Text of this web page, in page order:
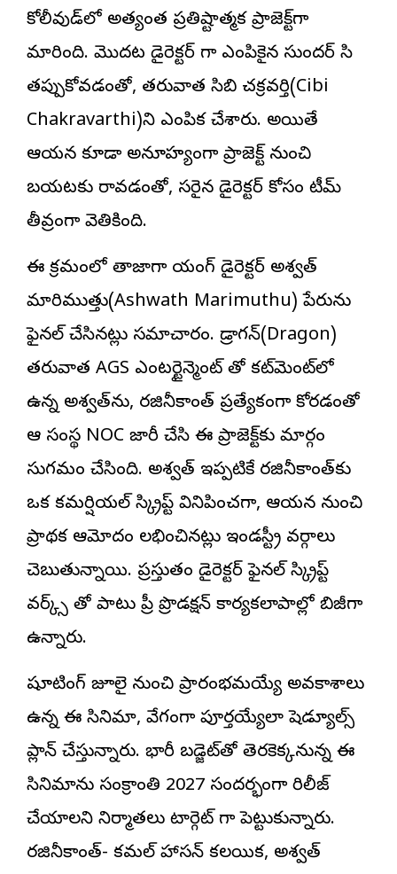
కోలీవుడ్‌లో అత్యంత ప్రతిష్టాత్మక ప్రాజెక్ట్‌గా
మారింది. మొదట డైరెక్ట‌ర్ గా ఎంపికైన సుంద‌ర్ సి
తప్పుకోవడంతో, తరువాత సిబి చ‌క్ర‌వ‌ర్తి(Cibi
Chakravarthi)ని ఎంపిక చేశారు. అయితే
ఆయన కూడా అనూహ్యంగా ప్రాజెక్ట్ నుంచి
బయటకు రావడంతో, సరైన డైరెక్ట‌ర్ కోసం టీమ్
తీవ్రంగా వెతికింది.
ఈ క్రమంలో తాజాగా యంగ్ డైరెక్టర్ అశ్వ‌త్
మారిముత్తు(Ashwath Marimuthu) పేరును
ఫైనల్ చేసినట్లు సమాచారం. డ్రాగన్(Dragon)
తరువాత AGS ఎంట‌ర్టైన్మెంట్ తో కమిట్‌మెంట్‌లో
ఉన్న అశ్వత్‌ను, రజినీకాంత్ ప్రత్యేకంగా కోరడంతో
ఆ సంస్థ NOC జారీ చేసి ఈ ప్రాజెక్ట్‌కు మార్గం
సుగమం చేసింది. అశ్వత్ ఇప్పటికే రజినీకాంత్‌కు
ఒక కమర్షియల్ స్క్రిప్ట్ వినిపించగా, ఆయన నుంచి
ప్రాథమిక ఆమోదం లభించినట్లు ఇండస్ట్రీ వర్గాలు
చెబుతున్నాయి. ప్రస్తుతం డైరెక్ట‌ర్ ఫైనల్ స్క్రిప్ట్
వ‌ర్క్స్ తో పాటు ప్రీ ప్రొడక్షన్ కార్యకలాపాల్లో బిజీగా
ఉన్నారు.
షూటింగ్ జూలై నుంచి ప్రారంభమయ్యే అవకాశాలు
ఉన్న ఈ సినిమా, వేగంగా పూర్తయ్యేలా షెడ్యూల్స్
ప్లాన్ చేస్తున్నారు. భారీ బడ్జెట్‌తో తెరకెక్కనున్న ఈ
సినిమాను సంక్రాంతి 2027 సందర్భంగా రిలీజ్
చేయాలని నిర్మాతలు టార్గెట్ గా పెట్టుకున్నారు.
రజినీకాంత్- కమల్ హాసన్ కలయిక, అశ్వత్